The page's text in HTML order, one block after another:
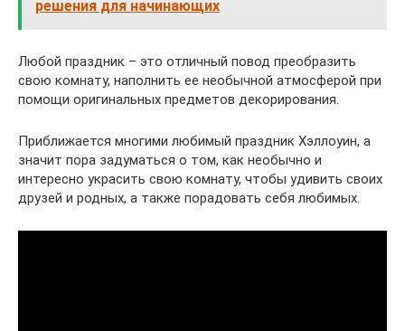
решения для начинающих
Любой праздник – это отличный повод преобразить
свою комнату, наполнить ее необычной атмосферой при
помощи оригинальных предметов декорирования.
Приближается многими любимый праздник Хэллоуин, а
значит пора задуматься о том, как необычно и
интересно украсить свою комнату, чтобы удивить своих
друзей и родных, а также порадовать себя любимых.